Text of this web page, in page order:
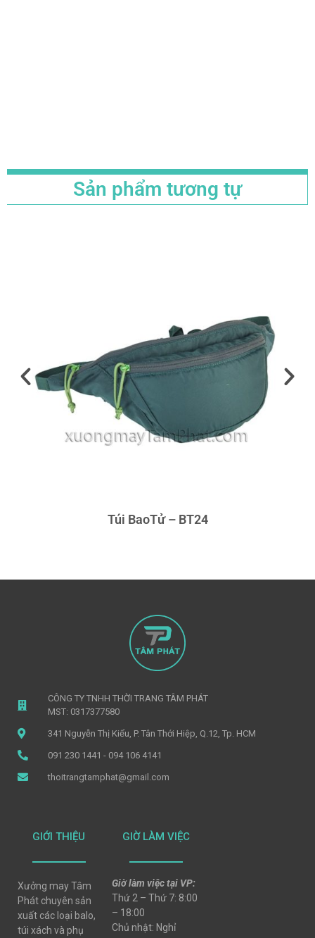
Sản phẩm tương tự
Túi BaoTử – BT24
CÔNG TY TNHH THỜI TRANG TÂM PHÁT
MST: 0317377580
341 Nguyễn Thị Kiểu, P. Tân Thới Hiệp, Q.12, Tp. HCM
091 230 1441 - 094 106 4141
thoitrangtamphat@gmail.com
GIỚI THIỆU
Xưởng may Tâm
Phát chuyên sản
xuất các loại balo,
túi xách và phụ
GIỜ LÀM VIỆC
Giờ làm việc tại VP:
Thứ 2 – Thứ 7: 8:00
– 18:00
Chủ nhật: Nghỉ